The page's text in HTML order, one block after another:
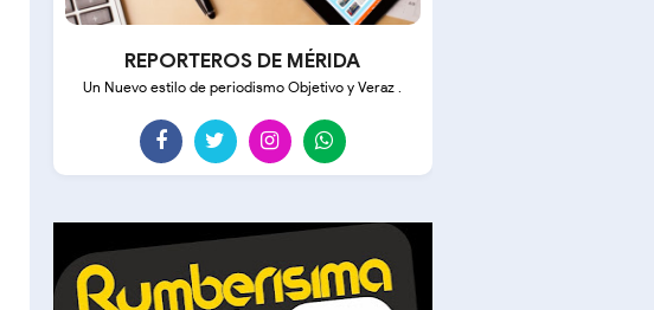
REPORTEROS DE MÉRIDA
Un Nuevo estilo de periodismo Objetivo y Veraz .